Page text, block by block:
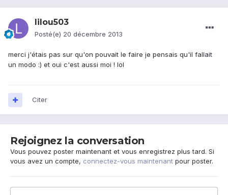
lilou503
Posté(e) 20 décembre 2013
merci j'étais pas sur qu'on pouvait le faire je pensais qu'il fallait
un modo :) et oui c'est aussi moi ! lol
Citer
Rejoignez la conversation
Vous pouvez poster maintenant et vous enregistrez plus tard. Si
vous avez un compte, connectez-vous maintenant pour poster.